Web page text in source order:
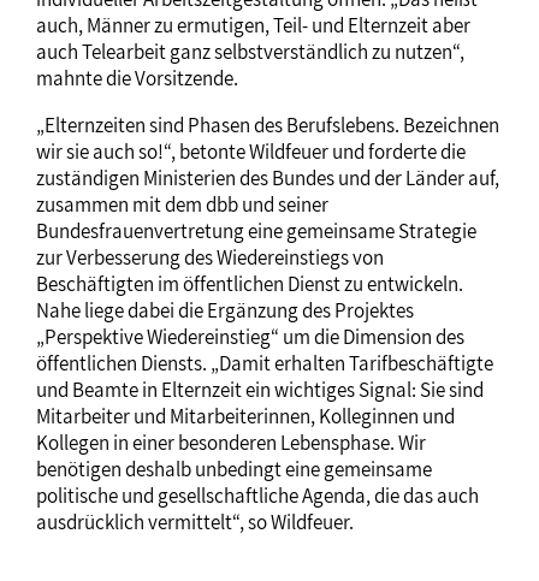
auch, Männer zu ermutigen, Teil- und Elternzeit aber
auch Telearbeit ganz selbstverständlich zu nutzen“,
mahnte die Vorsitzende.
„Elternzeiten sind Phasen des Berufslebens. Bezeichnen
wir sie auch so!“, betonte Wildfeuer und forderte die
zuständigen Ministerien des Bundes und der Länder auf,
zusammen mit dem dbb und seiner
Bundesfrauenvertretung eine gemeinsame Strategie
zur Verbesserung des Wiedereinstiegs von
Beschäftigten im öffentlichen Dienst zu entwickeln.
Nahe liege dabei die Ergänzung des Projektes
„Perspektive Wiedereinstieg“ um die Dimension des
öffentlichen Diensts. „Damit erhalten Tarifbeschäftigte
und Beamte in Elternzeit ein wichtiges Signal: Sie sind
Mitarbeiter und Mitarbeiterinnen, Kolleginnen und
Kollegen in einer besonderen Lebensphase. Wir
benötigen deshalb unbedingt eine gemeinsame
politische und gesellschaftliche Agenda, die das auch
ausdrücklich vermittelt“, so Wildfeuer.